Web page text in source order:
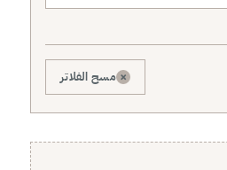
× مسح الفلاتر